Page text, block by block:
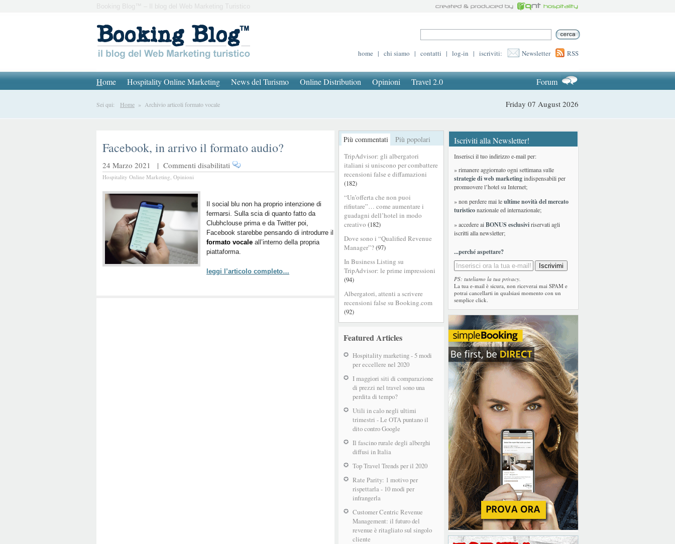
Booking Blog™ – Il blog del Web Marketing Turistico
home | chi siamo | contatti | log-in | iscriviti: Newsletter RSS
Home Hospitality Online Marketing News del Turismo Online Distribution Opinioni Travel 2.0 Forum
Sei qui: Home » Archivio articoli formato vocale Friday 07 August 2026
Più commentati Più popolari
TripAdvisor: gli albergatori
italiani si uniscono per combattere
recensioni false e diffamazioni
(182)
“Un’offerta che non puoi
rifiutare”… come aumentare i
guadagni dell’hotel in modo
creativo (182)
Dove sono i “Qualified Revenue
Manager”?(97)
In Business Listing su
TripAdvisor: le prime impressioni
(94)
Albergatori, attenti a scrivere
recensioni false su Booking.com
(92)
Featured Articles
Hospitality marketing - 5 modi
per eccellere nel 2020
I maggiori siti di comparazione
di prezzi nel travel sono una
perdita di tempo?
Utili in calo negli ultimi
trimestri - Le OTA puntano il
dito contro Google
Il fascino rurale degli alberghi
diffusi in Italia
Top Travel Trends per il 2020
Rate Parity: 1 motivo per
rispettarla - 10 modi per
infrangerla
Customer Centric Revenue
Management: il futuro del
revenue è ritagliato sul singolo
cliente
Facebook, in arrivo il formato audio?
24 Marzo 2021 | Commenti disabilitati su
Facebook,
il
formato
audio?
Hospitality Online Marketing, Opinioni
Il social blu non ha proprio intenzione di
fermarsi. Sulla scia di quanto fatto da
Clubhclouse prima e da Twitter poi,
Facebook starebbe pensando di introdurre il
formato vocale all’interno della propria
piattaforma.
leggi l’articolo completo…
Iscriviti alla Newsletter!
Inserisci il tuo indirizzo e-mail per:
» rimanere aggiornato ogni settimana sulle
strategie di web marketingindispensabili per
promuovere l’hotel su Internet;
» non perdere mai leultime novità del mercato
turisticonazionale ed internazionale;
» accedere aiBONUS esclusiviriservati agli
iscritti alla newsletter;
...perché aspettare?
PS: tuteliamo la tua privacy.
La tua e-mail è sicura, non riceverai mai SPAM e
potrai cancellarti in qualsiasi momento con un
semplice click.